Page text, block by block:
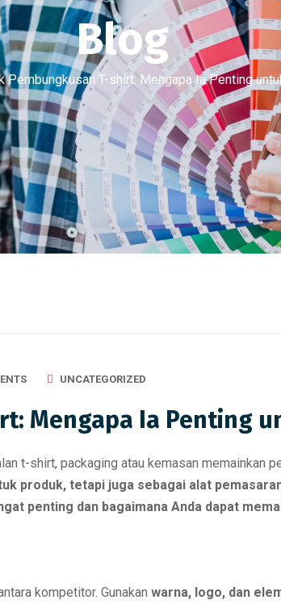
Blog
Pembungkusan T-shirt: Mengapa Ia Penting
UNCATEGORIZED
Mengapa Ia Penting
t-shirt, packaging atau kemasan memainkan
produk, tetapi juga sebagai alat
penting dan bagaimana Anda dapat
kompetitor. Gunakan warna, logo, dan